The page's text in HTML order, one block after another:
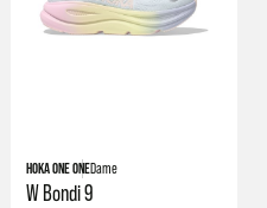
HOKA ONE ONEDame
W Bondi 9